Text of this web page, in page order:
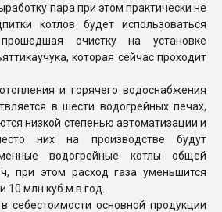
пара при этом практически не
котлов будет использоваться
очистку на установке
которая сейчас проходит
и горячего водоснабжения
в шести водогрейных печах,
низкой степенью автоматизации и
них на производстве будут
водогрейные котлы общей
при этом расход газа уменьшится
10 млн куб м в год.
себестоимости основной продукции